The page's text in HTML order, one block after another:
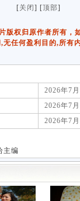
[关闭 ] [顶部]
版权归原作者所有，
任何盈利目的,所有
2026年7
2026年7
2026年7
主编